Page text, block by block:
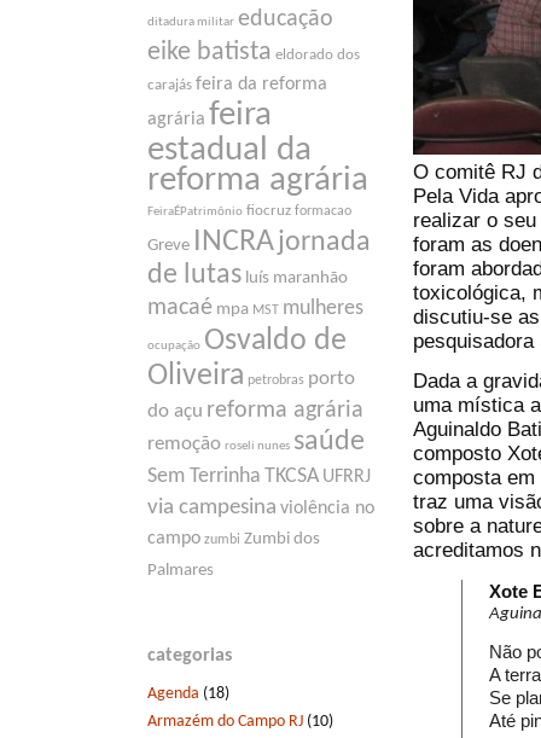
ditadura militar educação
eike batista eldorado dos
carajás feira da reforma
agrária feira
estadual da
reforma agrária
FeiraÉPatrimônio fiocruz formacao
Greve INCRA jornada
de lutas luís maranhão
macaé mpa MST mulheres
ocupação Osvaldo de
Oliveira petrobras porto
do açu reforma agrária
remoção roseli nunes saúde
Sem Terrinha TKCSA UFRRJ
via campesina violência no
campo zumbi Zumbi dos
Palmares
categorias
Agenda (18)
Armazém do Campo RJ (10)
O comitê RJ
Pela Vida
realizar o
foram as
foram
toxicológica,
discutiu-se
Dada a
uma mística
Aguinaldo
composto
composta
traz uma
sobre a
acreditamos
Xote
Não
A
Se
Até